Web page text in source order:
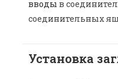
вводы в
соединительных
Установка